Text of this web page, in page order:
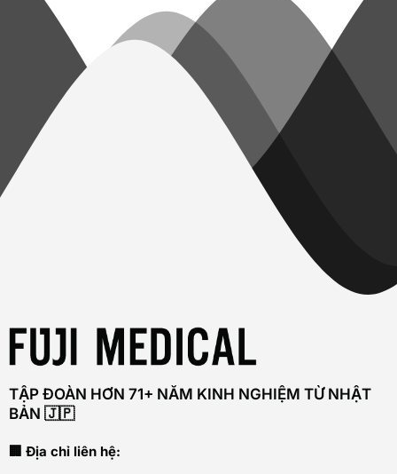
TẬP ĐOÀN HƠN 71+ NĂM KINH NGHIỆM TỪ NHẬT
BẢN 🇯🇵
🏢 Địa chỉ liên hệ: